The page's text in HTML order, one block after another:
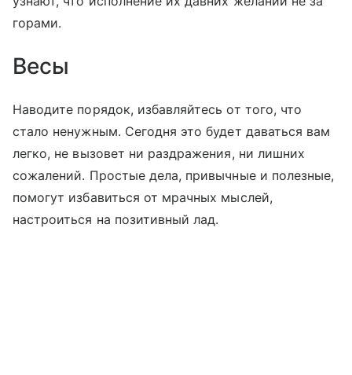
горами.
Весы
Наводите порядок, избавляйтесь от того, что
стало ненужным. Сегодня это будет даваться вам
легко, не вызовет ни раздражения, ни лишних
сожалений. Простые дела, привычные и полезные,
помогут избавиться от мрачных мыслей,
настроиться на позитивный лад.